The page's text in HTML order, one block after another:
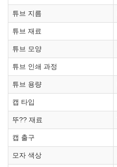
튜브 지름
튜브 재료
튜브 모양
튜브 인쇄 과정
튜브 용량
캡 타입
뚜?? 재료
캡 출구
모자 색상